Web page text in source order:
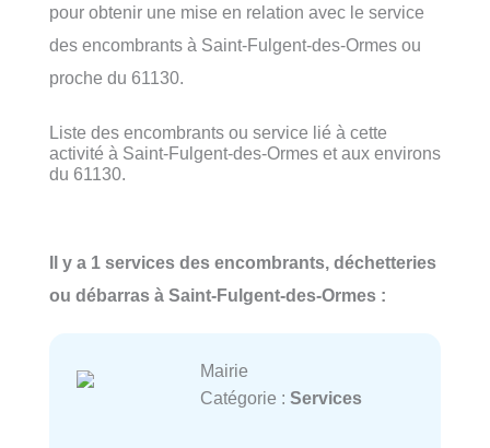
pour obtenir une mise en relation avec le service
des encombrants à Saint-Fulgent-des-Ormes ou
proche du 61130.
Liste des encombrants ou service lié à cette
activité à Saint-Fulgent-des-Ormes et aux environs
du 61130.
Il y a 1 services des encombrants, déchetteries
ou débarras à Saint-Fulgent-des-Ormes :
Mairie
Catégorie : Services